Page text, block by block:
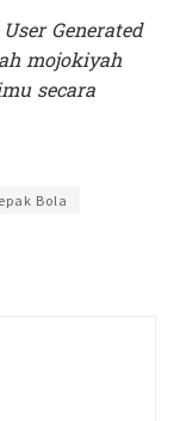
Generated
mojokiyah
secara
Bola